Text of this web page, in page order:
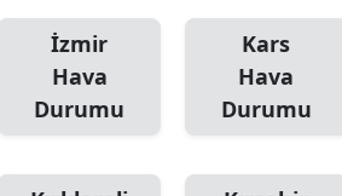
İzmir
Hava
Durumu
Kars
Hava
Durumu